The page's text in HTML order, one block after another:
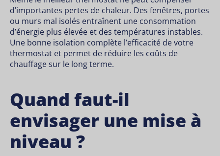
d’importantes pertes de chaleur. Des fenêtres, portes
ou murs mal isolés entraînent une consommation
d’énergie plus élevée et des températures instables.
Une bonne isolation complète l’efficacité de votre
thermostat et permet de réduire les coûts de
chauffage sur le long terme.
Quand faut-il
envisager une mise à
niveau ?